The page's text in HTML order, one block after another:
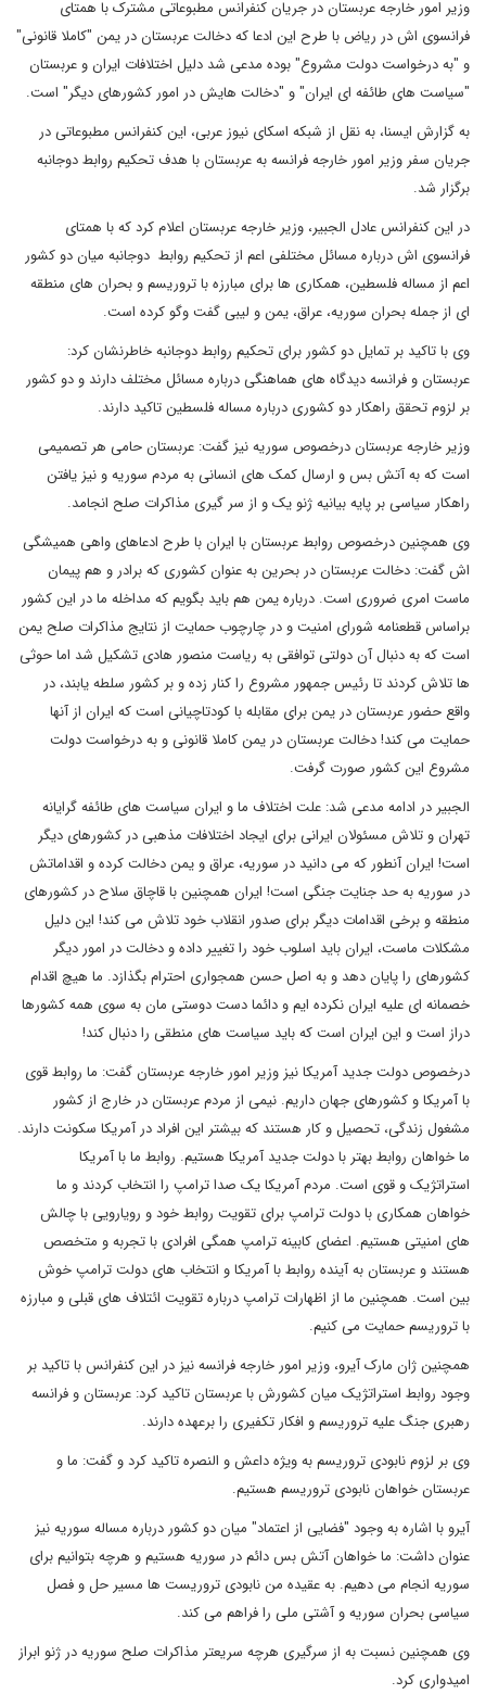
وزیر امور خارجه عربستان در جریان کنفرانس مطبوعاتی مشترک با همتای
فرانسوی اش در ریاض با طرح این ادعا که دخالت عربستان در یمن "کاملا قانونی"
و "به درخواست دولت مشروع" بوده مدعی شد دلیل اختلافات ایران و عربستان
"سیاست های طائفه ای ایران" و "دخالت هایش در امور کشورهای دیگر" است.
به گزارش ایسنا، به نقل از شبکه اسکای نیوز عربی، این کنفرانس مطبوعاتی در
جریان سفر وزیر امور خارجه فرانسه به عربستان با هدف تحکیم روابط دوجانبه
برگزار شد.
در این کنفرانس عادل الجبیر، وزیر خارجه عربستان اعلام کرد که با همتای
فرانسوی اش درباره مسائل مختلفی اعم از تحکیم روابط دوجانبه میان دو کشور
اعم از مساله فلسطین، همکاری ها برای مبارزه با تروریسم و بحران های منطقه
ای از جمله بحران سوریه، عراق، یمن و لیبی گفت وگو کرده است.
وی با تاکید بر تمایل دو کشور برای تحکیم روابط دوجانبه خاطرنشان کرد:
عربستان و فرانسه دیدگاه های هماهنگی درباره مسائل مختلف دارند و دو کشور
بر لزوم تحقق راهکار دو کشوری درباره مساله فلسطین تاکید دارند.
وزیر خارجه عربستان درخصوص سوریه نیز گفت: عربستان حامی هر تصمیمی
است که به آتش بس و ارسال کمک های انسانی به مردم سوریه و نیز یافتن
راهکار سیاسی بر پایه بیانیه ژنو یک و از سر گیری مذاکرات صلح انجامد.
وی همچنین درخصوص روابط عربستان با ایران با طرح ادعاهای واهی همیشگی
اش گفت: دخالت عربستان در بحرین به عنوان کشوری که برادر و هم پیمان
ماست امری ضروری است. درباره یمن هم باید بگویم که مداخله ما در این کشور
براساس قطعنامه شورای امنیت و در چارچوب حمایت از نتایج مذاکرات صلح یمن
است که به دنبال آن دولتی توافقی به ریاست منصور هادی تشکیل شد اما حوثی
ها تلاش کردند تا رئیس جمهور مشروع را کنار زده و بر کشور سلطه یابند، در
واقع حضور عربستان در یمن برای مقابله با کودتاچیانی است که ایران از آنها
حمایت می کند! دخالت عربستان در یمن کاملا قانونی و به درخواست دولت
مشروع این کشور صورت گرفت.
الجبیر در ادامه مدعی شد: علت اختلاف ما و ایران سیاست های طائفه گرایانه
تهران و تلاش مسئولان ایرانی برای ایجاد اختلافات مذهبی در کشورهای دیگر
است! ایران آنطور که می دانید در سوریه، عراق و یمن دخالت کرده و اقداماتش
در سوریه به حد جنایت جنگی است! ایران همچنین با قاچاق سلاح در کشورهای
منطقه و برخی اقدامات دیگر برای صدور انقلاب خود تلاش می کند! این دلیل
مشکلات ماست، ایران باید اسلوب خود را تغییر داده و دخالت در امور دیگر
کشورهای را پایان دهد و به اصل حسن همجواری احترام بگذازد. ما هیچ اقدام
خصمانه ای علیه ایران نکرده ایم و دائما دست دوستی مان به سوی همه کشورها
دراز است و این ایران است که باید سیاست های منطقی را دنبال کند!
درخصوص دولت جدید آمریکا نیز وزیر امور خارجه عربستان گفت: ما روابط قوی
با آمریکا و کشورهای جهان داریم. نیمی از مردم عربستان در خارج از کشور
مشغول زندگی، تحصیل و کار هستند که بیشتر این افراد در آمریکا سکونت دارند.
ما خواهان روابط بهتر با دولت جدید آمریکا هستیم. روابط ما با آمریکا
استراتژیک و قوی است. مردم آمریکا یک صدا ترامپ را انتخاب کردند و ما
خواهان همکاری با دولت ترامپ برای تقویت روابط خود و رویارویی با چالش
های امنیتی هستیم. اعضای کابینه ترامپ همگی افرادی با تجربه و متخصص
هستند و عربستان به آینده روابط با آمریکا و انتخاب های دولت ترامپ خوش
بین است. همچنین ما از اظهارات ترامپ درباره تقویت ائتلاف های قبلی و مبارزه
با تروریسم حمایت می کنیم.
همچنین ژان مارک آیرو، وزیر امور خارجه فرانسه نیز در این کنفرانس با تاکید بر
وجود روابط استراتژیک میان کشورش با عربستان تاکید کرد: عربستان و فرانسه
رهبری جنگ علیه تروریسم و افکار تکفیری را برعهده دارند.
وی بر لزوم نابودی تروریسم به ویژه داعش و النصره تاکید کرد و گفت: ما و
عربستان خواهان نابودی تروریسم هستیم.
آیرو با اشاره به وجود "فضایی از اعتماد" میان دو کشور درباره مساله سوریه نیز
عنوان داشت: ما خواهان آتش بس دائم در سوریه هستیم و هرچه بتوانیم برای
سوریه انجام می دهیم. به عقیده من نابودی تروریست ها مسیر حل و فصل
سیاسی بحران سوریه و آشتی ملی را فراهم می کند.
وی همچنین نسبت به از سرگیری هرچه سریعتر مذاکرات صلح سوریه در ژنو ابراز
امیدواری کرد.